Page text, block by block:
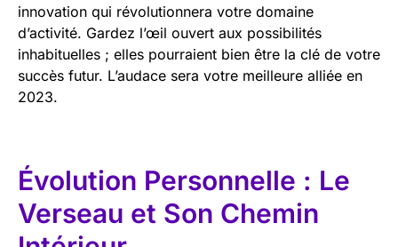
innovation qui révolutionnera votre domaine
d’activité. Gardez l’œil ouvert aux possibilités
inhabituelles ; elles pourraient bien être la clé de votre
succès futur. L’audace sera votre meilleure alliée en
2023.
Évolution Personnelle : Le
Verseau et Son Chemin